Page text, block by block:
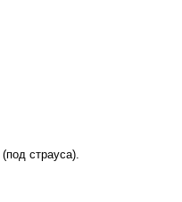
страуса).